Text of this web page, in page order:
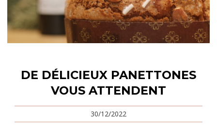
DE DÉLICIEUX PANETTONES
VOUS ATTENDENT
30/12/2022